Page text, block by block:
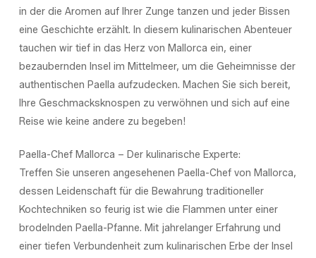
in der die Aromen auf Ihrer Zunge tanzen und jeder Bissen
eine Geschichte erzählt. In diesem kulinarischen Abenteuer
tauchen wir tief in das Herz von Mallorca ein, einer
bezaubernden Insel im Mittelmeer, um die Geheimnisse der
authentischen Paella aufzudecken. Machen Sie sich bereit,
Ihre Geschmacksknospen zu verwöhnen und sich auf eine
Reise wie keine andere zu begeben!
Paella-Chef Mallorca – Der kulinarische Experte:
Treffen Sie unseren angesehenen Paella-Chef von Mallorca,
dessen Leidenschaft für die Bewahrung traditioneller
Kochtechniken so feurig ist wie die Flammen unter einer
brodelnden Paella-Pfanne. Mit jahrelanger Erfahrung und
einer tiefen Verbundenheit zum kulinarischen Erbe der Insel